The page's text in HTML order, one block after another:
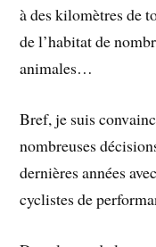
à des kilomètres de
de l’habitat de
animales…
Bref, je suis
nombreuses
dernières années
cyclistes de